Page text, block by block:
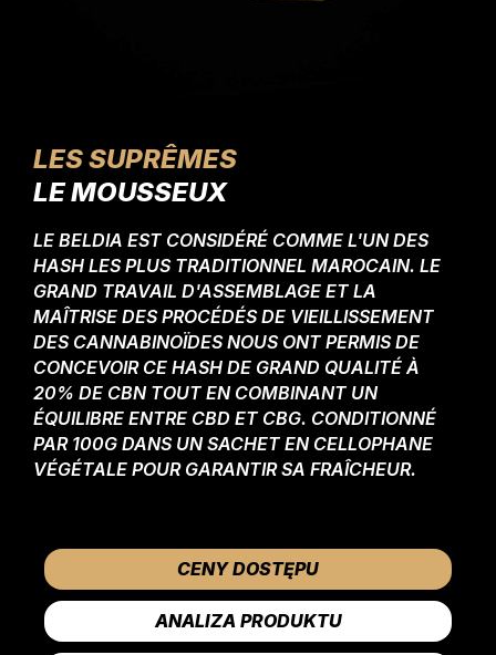
LES SUPRÊMES
LE MOUSSEUX
LE BELDIA EST CONSIDÉRÉ COMME L'UN DES
HASH LES PLUS TRADITIONNEL MAROCAIN. LE
GRAND TRAVAIL D'ASSEMBLAGE ET LA
MAÎTRISE DES PROCÉDÉS DE VIEILLISSEMENT
DES CANNABINOÏDES NOUS ONT PERMIS DE
CONCEVOIR CE HASH DE GRAND QUALITÉ À
20% DE CBN TOUT EN COMBINANT UN
ÉQUILIBRE ENTRE CBD ET CBG. CONDITIONNÉ
PAR 100G DANS UN SACHET EN CELLOPHANE
VÉGÉTALE POUR GARANTIR SA FRAÎCHEUR.
CENY DOSTĘPU
ANALIZA PRODUKTU